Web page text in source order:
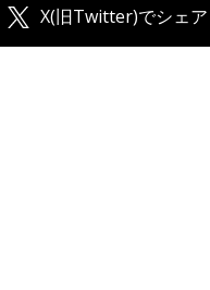
X(旧Twitter)でシェア